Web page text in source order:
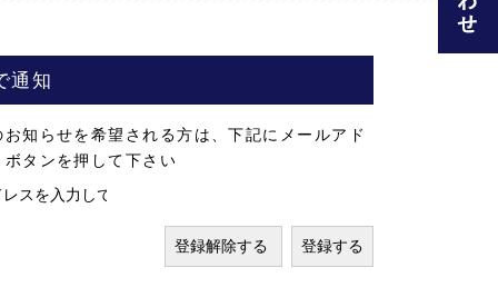
通知
知らせを希望される方は、下記にメールアド
タンを押して下さい